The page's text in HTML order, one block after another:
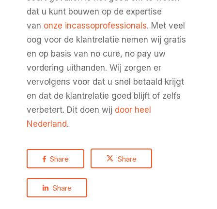
dat u kunt bouwen op de expertise
van onze incassoprofessionals. Met veel
oog voor de klantrelatie nemen wij gratis
en op basis van no cure, no pay uw
vordering uithanden. Wij zorgen er
vervolgens voor dat u snel betaald krijgt
en dat de klantrelatie goed blijft of zelfs
verbetert. Dit doen wij door heel
Nederland.
Share Share
Share